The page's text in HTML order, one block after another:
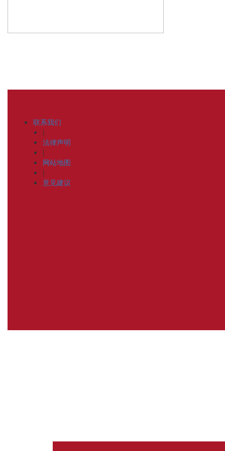
联系我们
|
法律声明
|
网站地图
|
意见建议